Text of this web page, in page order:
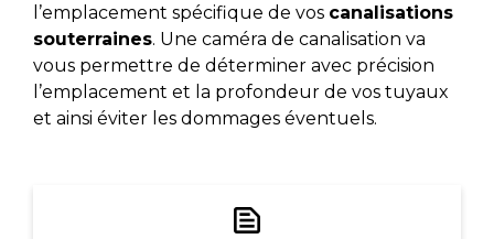
l’emplacement spécifique de vos canalisations
souterraines. Une caméra de canalisation va
vous permettre de déterminer avec précision
l’emplacement et la profondeur de vos tuyaux
et ainsi éviter les dommages éventuels.
text_snippet